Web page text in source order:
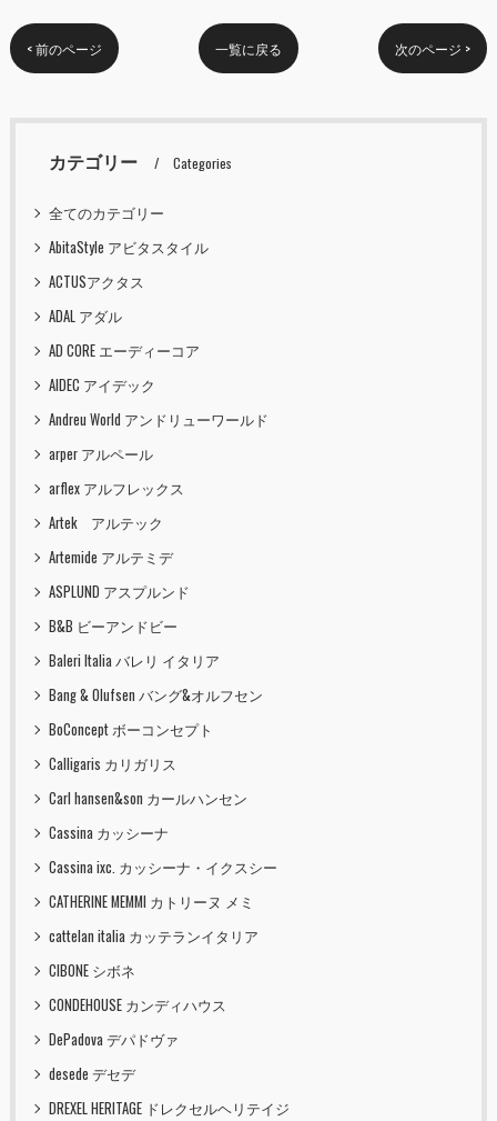
< 前のページ 一覧に戻る 次のページ >
カテゴリー Categories
全てのカテゴリー
AbitaStyle アビタスタイル
ACTUSアクタス
ADAL アダル
AD CORE エーディーコア
AIDEC アイデック
Andreu World アンドリューワールド
arper アルペール
arflex アルフレックス
Artek アルテック
Artemide アルテミデ
ASPLUND アスプルンド
B&B ビーアンドビー
Baleri Italia バレリ イタリア
Bang & Olufsen バング&オルフセン
BoConcept ボーコンセプト
Calligaris カリガリス
Carl hansen&son カールハンセン
Cassina カッシーナ
Cassina ixc. カッシーナ・イクスシー
CATHERINE MEMMI カトリーヌ メミ
cattelan italia カッテランイタリア
CIBONE シボネ
CONDEHOUSE カンディハウス
DePadova デパドヴァ
desede デセデ
DREXEL HERITAGE ドレクセルヘリテイジ